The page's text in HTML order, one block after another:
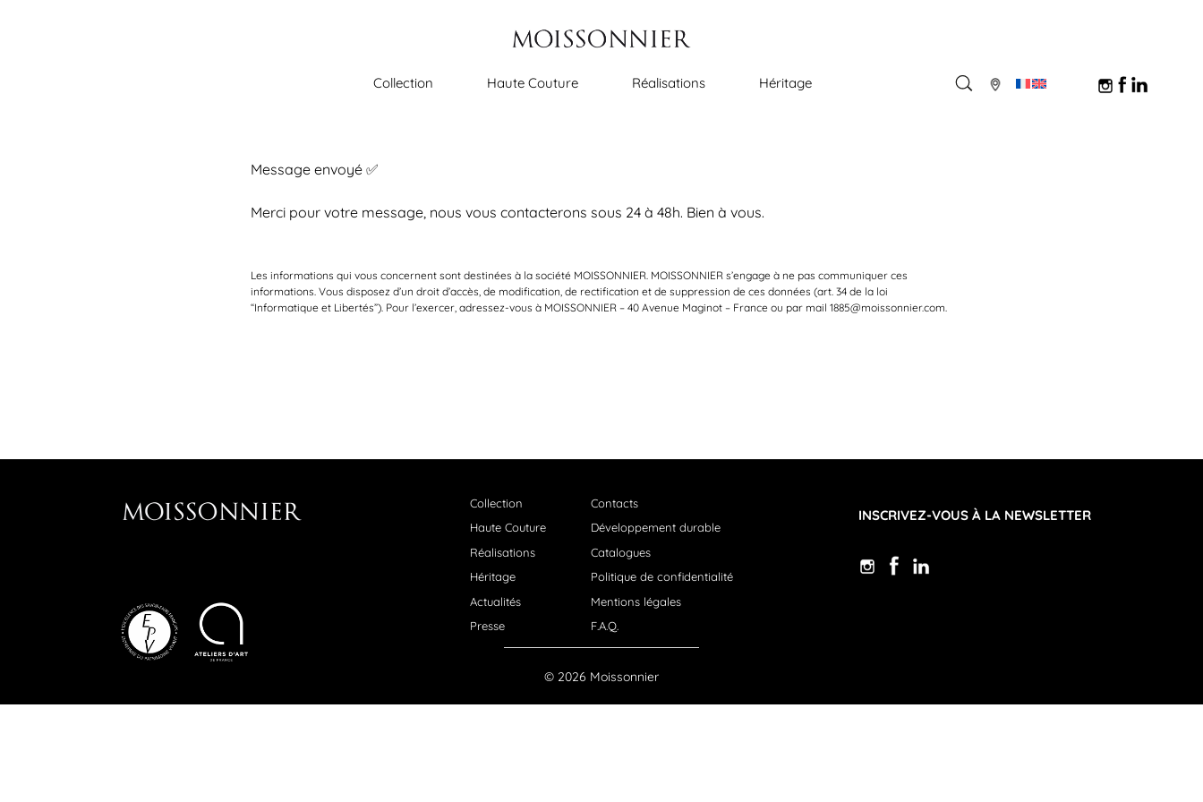
Collection Haute Couture Réalisations Héritage
Message envoyé ✅
Merci pour votre message, nous vous contacterons sous 24 à 48h. Bien à vous.
Les informations qui vous concernent sont destinées à la société MOISSONNIER. MOISSONNIER s’engage à ne pas communiquer ces
informations. Vous disposez d’un droit d’accès, de modification, de rectification et de suppression de ces données (art. 34 de la loi
“Informatique et Libertés”). Pour l’exercer, adressez-vous à MOISSONNIER – 40 Avenue Maginot – France ou par mail 1885@moissonnier.com.
Collection
Haute Couture
Réalisations
Héritage
Actualités
Presse
Contacts
Développement durable
Catalogues
Politique de confidentialité
Mentions légales
F.A.Q.
INSCRIVEZ-VOUS À LA NEWSLETTER
© 2026 Moissonnier